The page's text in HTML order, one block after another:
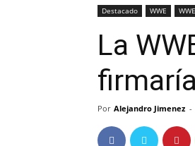
Destacado WWE
La
Por Alejandro Jimenez -